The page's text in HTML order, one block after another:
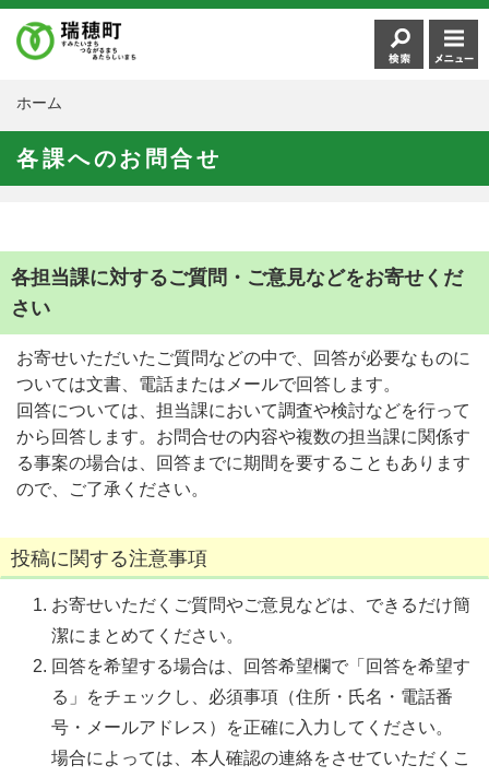
ホーム
各課へのお問合せ
各担当課に対するご質問・ご意見などをお寄せくだ
さい
お寄せいただいたご質問などの中で、回答が必要なものに
ついては文書、電話またはメールで回答します。
回答については、担当課において調査や検討などを行って
から回答します。お問合せの内容や複数の担当課に関係す
る事案の場合は、回答までに期間を要することもあります
ので、ご了承ください。
投稿に関する注意事項
お寄せいただくご質問やご意見などは、できるだけ簡
潔にまとめてください。
回答を希望する場合は、回答希望欄で「回答を希望す
る」をチェックし、必須事項（住所・氏名・電話番
号・メールアドレス）を正確に入力してください。
場合によっては、本人確認の連絡をさせていただくこ